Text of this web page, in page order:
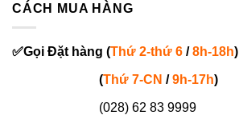
CÁCH MUA HÀNG
✅Gọi Đặt hàng (Thứ 2-thứ 6 /8h-18h)
(Thứ 7-CN /9h-17h)
(028) 62 83 9999